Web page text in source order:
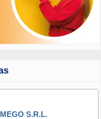
S.R.L.